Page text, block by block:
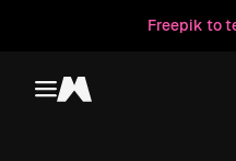
Freepik to
Toggle menu
Magnific